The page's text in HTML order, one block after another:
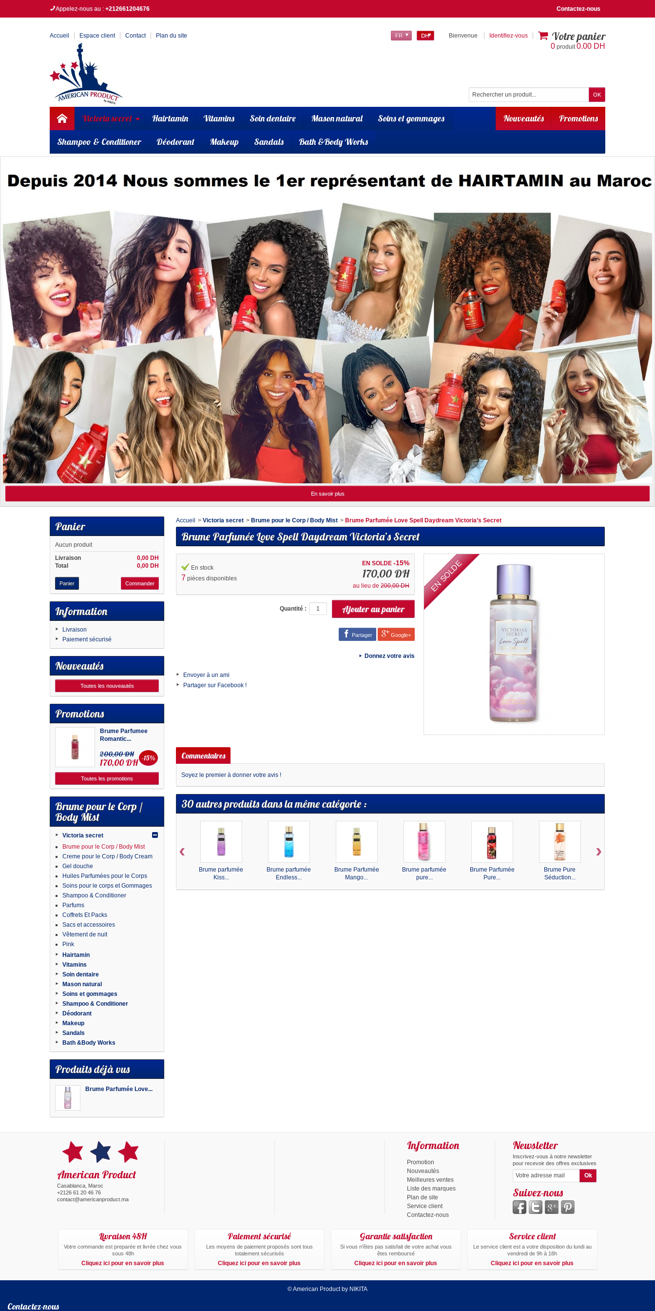
Contactez-nous
Appelez-nous au : +212661204676
Accueil Espace client Contact Plan du site Bienvenue Identifiez-vous Votre panier
0 produit0.00 DH
DH
FR
Promotions
Nouveautés
Victoria secret Hairtamin Vitamins Soin dentaire Mason natural Soins et gommages
Shampoo & Conditioner Déodorant Makeup Sandals Bath &Body Works
En savoir plus
Panier
Aucun produit
0,00 DH
Livraison
0,00 DH
Total
Panier Commander
Information
Livraison
Paiement sécurisé
Nouveautés
Toutes les nouveautés
Promotions
Brume Parfumee
Romantic...
200,00 DH -15%
170,00 DH
Toutes les promotions
Brume pour le Corp /
Body Mist
Victoria secret
Brume pour le Corp / Body Mist
Creme pour le Corp / Body Cream
Gel douche
Huiles Parfumées pour le Corps
Soins pour le corps et Gommages
Shampoo & Conditioner
Parfums
Coffrets Et Packs
Sacs et accessoires
Vêtement de nuit
Pink
Hairtamin
Vitamins
Soin dentaire
Mason natural
Soins et gommages
Shampoo & Conditioner
Déodorant
Makeup
Sandals
Bath &Body Works
Produits déjà vus
Brume Parfumée Love...
Accueil > Victoria secret > Brume pour le Corp / Body Mist > Brume Parfumée Love Spell Daydream Victoria’s Secret
Brume Parfumée Love Spell Daydream Victoria’s Secret
EN SOLDE
EN SOLDE-15%
170,00 DH
au lieu de200,00 DH
En stock
7 pièces disponibles
Quantité :
Partager Google+
Donnez votre avis
Envoyer à un ami
Partager sur Facebook !
Commentaires
Soyez le premier à donner votre avis !
30 autres produits dans la même catégorie :
Brume parfumée
Kiss...
Brume parfumée
Endless...
Brume Parfumée
Mango...
Brume parfumée
pure...
Brume Parfumée
Pure...
Brume Pure
Séduction...
‹ ›
American Product
Casablanca, Maroc
+2126 61 20 46 76
contact@americanproduct.ma
Information
Promotion
Nouveautés
Meilleures ventes
Liste des marques
Plan de site
Service client
Contactez-nous
Newsletter
Inscrivez-vous à notre newsletter
pour recevoir des offres exclusives
Suivez-nous
Livraison 48H
Votre commande est preparée et livrée chez vous
sous 48h
Cliquez ici pour en savoir plus
Paiement sécurisé
Les moyens de paiement proposés sont tous
totalement sécurisés
Cliquez ici pour en savoir plus
Garantie satisfaction
Si vous n'êtes pas satisfait de votre achat vous
êtes remboursé
Cliquez ici pour en savoir plus
Service client
Le service client est a votre disposition du lundi au
vendredi de 9h à 18h
Cliquez ici pour en savoir plus
© American Product by NIKITA
Contactez-nous